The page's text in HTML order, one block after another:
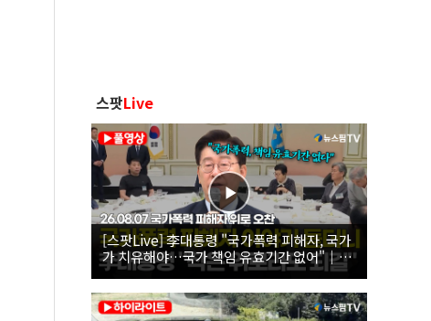
스팟Live
[스팟Live] 李대통령 "국가폭력 피해자, 국가
가 치유해야…국가 책임 유효기간 없어"｜
26.08.07 국가폭력 피해자 위로 오찬